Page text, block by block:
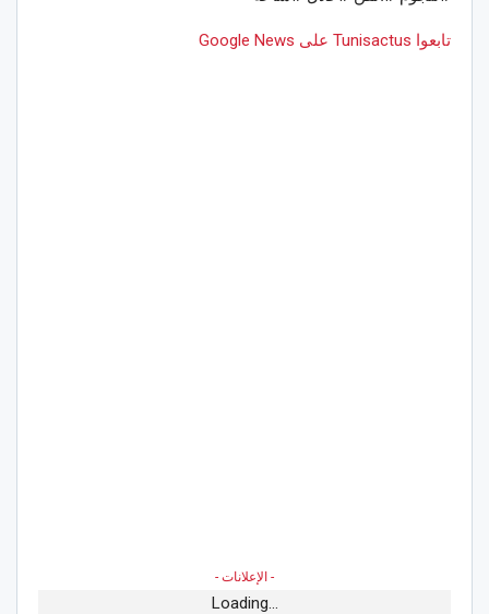
تابعوا Tunisactus على Google News
- الإعلانات -
Loading...